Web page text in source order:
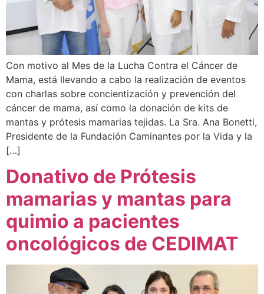
Con motivo al Mes de la Lucha Contra el Cáncer de
Mama, está llevando a cabo la realización de eventos
con charlas sobre concientización y prevención del
cáncer de mama, así como la donación de kits de
mantas y prótesis mamarias tejidas. La Sra. Ana Bonetti,
Presidente de la Fundación Caminantes por la Vida y la
[…]
Donativo de Prótesis
mamarias y mantas para
quimio a pacientes
oncológicos de CEDIMAT